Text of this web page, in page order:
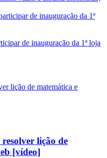
de inauguração da 1ª loja
lição de
[vídeo]